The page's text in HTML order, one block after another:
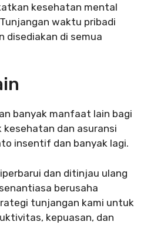
kesehatan mental
waktu pribadi
disediakan di semua
banyak manfaat lain bagi
dan asuransi
insentif dan banyak lagi.
dan ditinjau ulang
berusaha
tunjangan kami untuk
kepuasan, dan